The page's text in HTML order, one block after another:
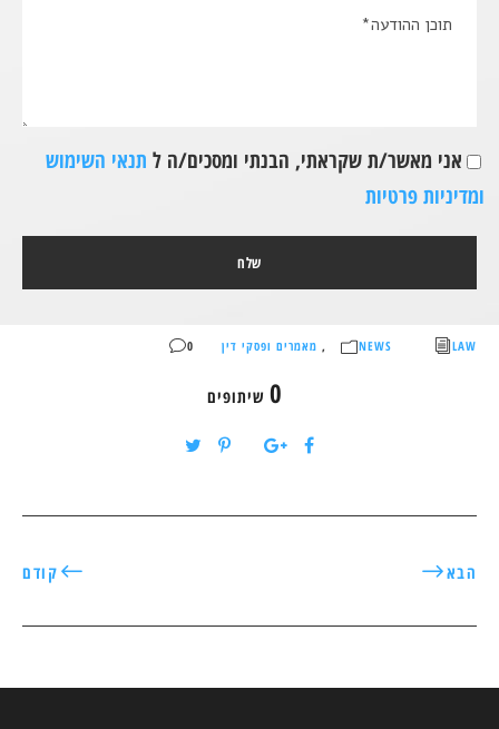
אני מאשר/ת שקראתי, הבנתי ומסכים/ה ל תנאי השימוש
ומדיניות פרטיות
LAW
NEWS
, מאמרים ופסקי דין 0
0 שיתופים
קודם הבא